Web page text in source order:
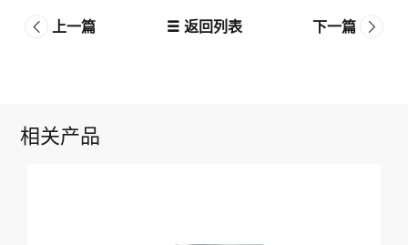
上一篇 返回列表 下一篇
相关产品